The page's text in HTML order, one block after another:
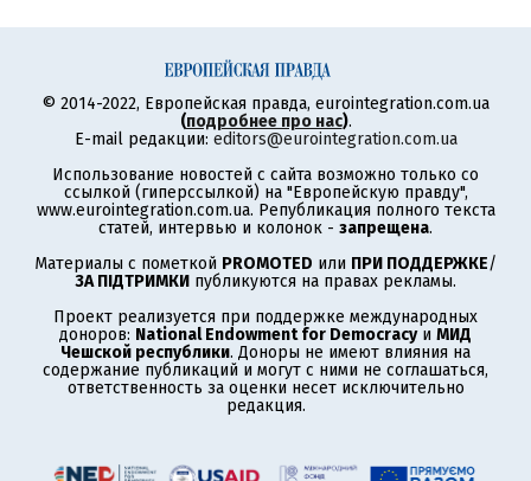
© 2014-2022, Европейская правда, eurointegration.com.ua
(подробнее про нас).
E-mail редакции: editors@eurointegration.com.ua
Использование новостей с сайта возможно только со
ссылкой (гиперссылкой) на "Европейскую правду",
www.eurointegration.com.ua. Републикация полного текста
статей, интервью и колонок - запрещена.
Материалы с пометкой PROMOTED или ПРИ ПОДДЕРЖКЕ/
ЗА ПІДТРИМКИ публикуются на правах рекламы.
Проект реализуется при поддержке международных
доноров: National Endowment for Democracyи МИД
Чешской республики. Доноры не имеют влияния на
содержание публикаций и могут с ними не соглашаться,
ответственность за оценки несет исключительно
редакция.